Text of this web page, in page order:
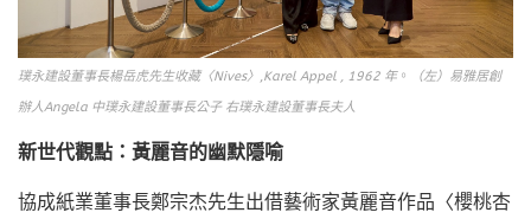
璞永建設董事長楊岳虎先生收藏〈Nives〉 ,Karel Appel , 1962 年。
（左）易雅居創
辦人Angela 中璞永建設董事長公子 右璞永建設董事長夫人
新世代觀點：黃麗音的幽默隱喻
協成紙業董事長鄭宗杰先生出借藝術家黃麗音作品〈櫻桃杏